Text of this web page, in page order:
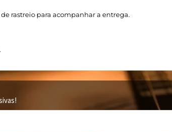
rastreio para acompanhar a entrega.